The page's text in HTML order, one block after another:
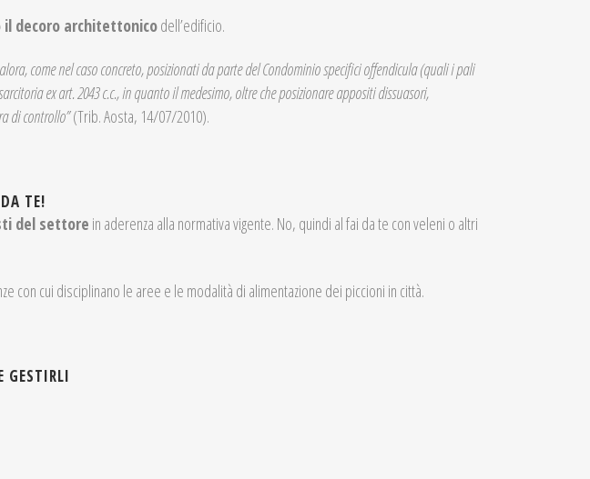
decoro architettonicodell’edificio.
come nel caso concreto, posizionati da parte del Condominio specifici offendicula (quali i pali
ex art. 2043 c.c., in quanto il medesimo, oltre che posizionare appositi dissuasori,
di controllo”(Trib. Aosta, 14/07/2010).
TE!
del settore in aderenza alla normativa vigente. No, quindi al fai da te con veleni o altri
con cui disciplinano le aree e le modalità di alimentazione dei piccioni in città.
GESTIRLI